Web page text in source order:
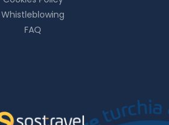
Whistleblowing
FAQ